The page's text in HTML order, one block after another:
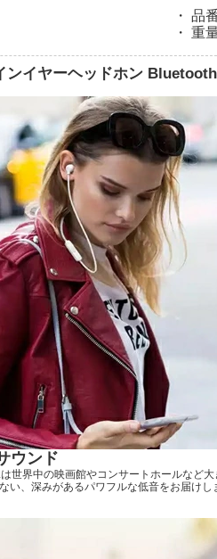
・ 品
・ 重
ンイヤーヘッドホン
ウンド
世界中の映画館やコンサートホールなど
い、深みがあるパワフルな低音をお届けし